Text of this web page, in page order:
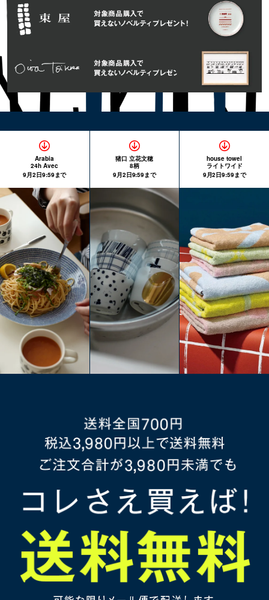
Arabia
24h Avec
9月2日9:59まで
猪口 立花文穂
8柄
9月2日9:59まで
house towel
ライトワイド
9月2日9:59まで